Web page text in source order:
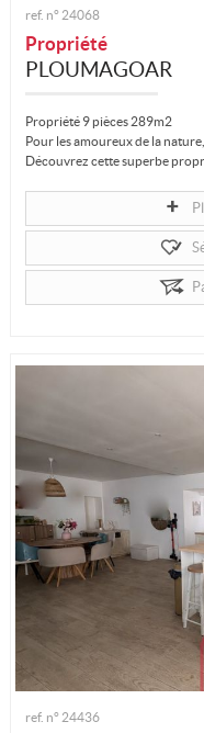
ref. n° 24068
Propriété
PLOUMAGOAR
Propriété 9 pièces 289m2
Pour les amoureux de la nature,
Découvrez cette superbe
ref. n° 24436